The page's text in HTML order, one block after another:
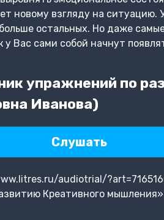
новому взгляду на ситуацию.
остальных. Но даже
Вас сами собой начнут
упражнений по
Иванова)
Слушать
audiotrial/
Креативного